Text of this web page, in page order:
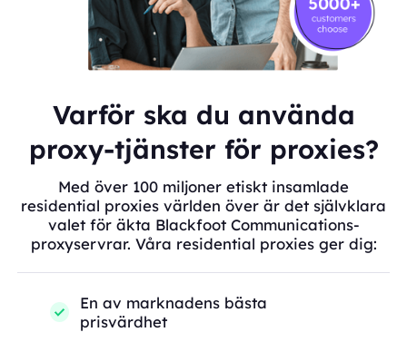
Varför ska du använda
proxy-tjänster för proxies?
Med över 100 miljoner etiskt insamlade
residential proxies världen över är det självklara
valet för äkta Blackfoot Communications-
proxyservrar. Våra residential proxies ger dig:
En av marknadens bästa
prisvärdhet